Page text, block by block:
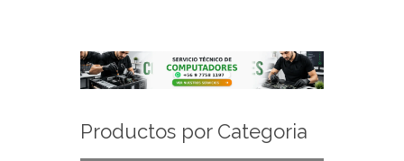
Productos por Categoria